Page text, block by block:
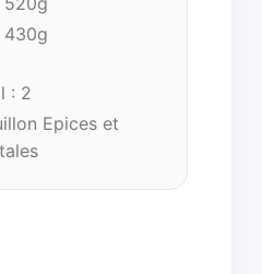
430g
: 2
Epices et